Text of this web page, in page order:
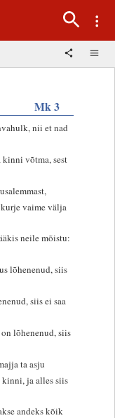
Mk 3
nii et nad
kinni võtma, sest
vaime välja
neile mõistu:
lõhenenud, siis
siis ei saa
on lõhenenud, siis
ta asju
ja alles siis
andeks kõik